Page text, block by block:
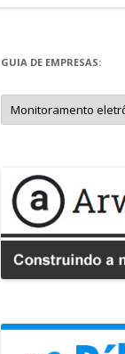
GUIA DE EMPRESAS:
Guia
de
Empresas: